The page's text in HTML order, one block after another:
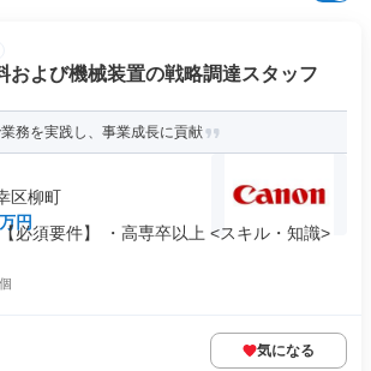
および機械装置の戦略調達スタッフ
務を実践し、事業成長に貢献
区柳町
円
必須要件】 ・高専卒以上 <スキル・知識>
気になる